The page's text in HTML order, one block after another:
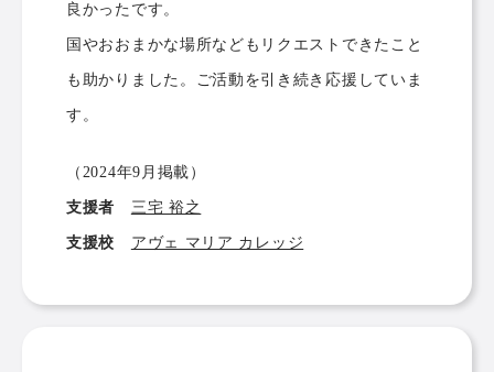
良かったです。
国やおおまかな場所などもリクエストできたこと
も助かりました。ご活動を引き続き応援していま
す。
（2024年9月掲載）
支援者 三宅 裕之
支援校 アヴェ マリア カレッジ